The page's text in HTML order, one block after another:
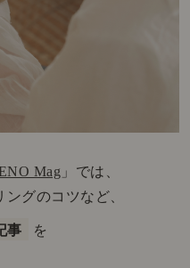
Mag 」では、
グのコツなど、
事 を